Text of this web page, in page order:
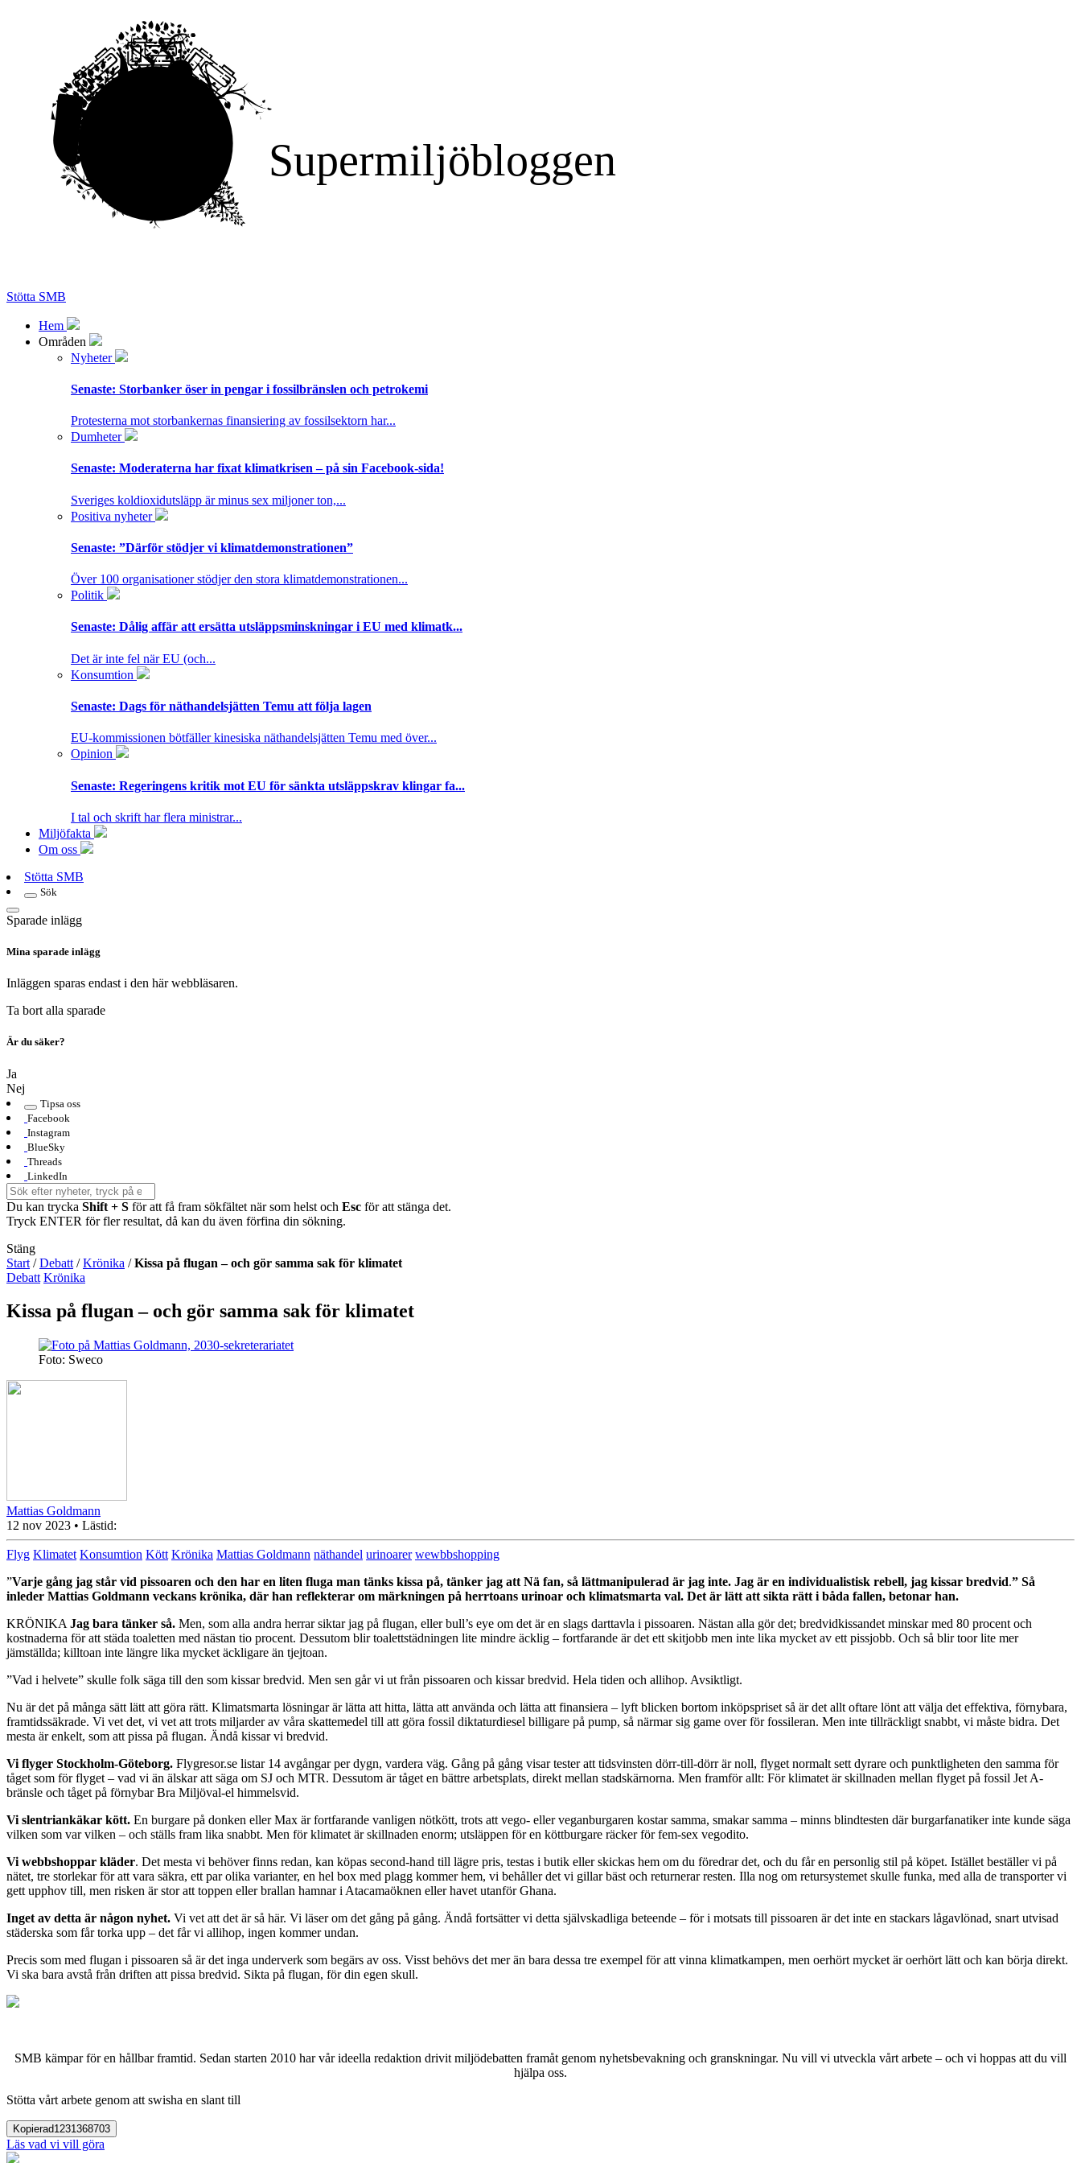
Supermiljöbloggen
Stötta SMB
Hem
Områden
Nyheter
Senaste: Storbanker öser in pengar i fossilbränslen och petrokemi
Protesterna mot storbankernas finansiering av fossilsektorn har...
Dumheter
Senaste: Moderaterna har fixat klimatkrisen – på sin Facebook-sida!
Sveriges koldioxidutsläpp är minus sex miljoner ton,...
Positiva nyheter
Senaste: ”Därför stödjer vi klimatdemonstrationen”
Över 100 organisationer stödjer den stora klimatdemonstrationen...
Politik
Senaste: Dålig affär att ersätta utsläppsminskningar i EU med klimatk...
Det är inte fel när EU (och...
Konsumtion
Senaste: Dags för näthandelsjätten Temu att följa lagen
EU-kommissionen bötfäller kinesiska näthandelsjätten Temu med över...
Opinion
Senaste: Regeringens kritik mot EU för sänkta utsläppskrav klingar fa...
I tal och skrift har flera ministrar...
Miljöfakta
Om oss
Stötta SMB
Sök
Sparade inlägg
Mina sparade inlägg
Inläggen sparas endast i den här webbläsaren.
Ta bort alla sparade
Är du säker?
Ja
Nej
Tipsa oss
Facebook
Instagram
BlueSky
Threads
LinkedIn
Du kan trycka Shift + S för att få fram sökfältet när som helst och Esc för att stänga det.
Tryck ENTER för fler resultat, då kan du även förfina din sökning.
Stäng
Start /Debatt /Krönika /Kissa på flugan – och gör samma sak för klimatet
Debatt Krönika
Kissa på flugan – och gör samma sak för klimatet
Foto: Sweco
Mattias Goldmann
12 nov 2023 • Lästid:
Flyg Klimatet Konsumtion Kött Krönika Mattias Goldmann näthandel urinoarer wewbbshopping
”Varje gång jag står vid pissoaren och den har en liten fluga man tänks kissa på, tänker jag att Nä fan, så lättmanipulerad är jag inte. Jag är en individualistisk rebell, jag kissar bredvid.” Så
inleder Mattias Goldmann veckans krönika, där han reflekterar om märkningen på herrtoans urinoar och klimatsmarta val. Det är lätt att sikta rätt i båda fallen, betonar han.
KRÖNIKA Jag bara tänker så. Men, som alla andra herrar siktar jag på flugan, eller bull’s eye om det är en slags darttavla i pissoaren. Nästan alla gör det; bredvidkissandet minskar med 80 procent och
kostnaderna för att städa toaletten med nästan tio procent. Dessutom blir toalettstädningen lite mindre äcklig – fortfarande är det ett skitjobb men inte lika mycket av ett pissjobb. Och så blir toor lite mer
jämställda; killtoan inte längre lika mycket äckligare än tjejtoan.
”Vad i helvete” skulle folk säga till den som kissar bredvid. Men sen går vi ut från pissoaren och kissar bredvid. Hela tiden och allihop. Avsiktligt.
Nu är det på många sätt lätt att göra rätt. Klimatsmarta lösningar är lätta att hitta, lätta att använda och lätta att finansiera – lyft blicken bortom inköpspriset så är det allt oftare lönt att välja det effektiva, förnybara,
framtidssäkrade. Vi vet det, vi vet att trots miljarder av våra skattemedel till att göra fossil diktaturdiesel billigare på pump, så närmar sig game over för fossileran. Men inte tillräckligt snabbt, vi måste bidra. Det
mesta är enkelt, som att pissa på flugan. Ändå kissar vi bredvid.
Vi flyger Stockholm-Göteborg. Flygresor.se listar 14 avgångar per dygn, vardera väg. Gång på gång visar tester att tidsvinsten dörr-till-dörr är noll, flyget normalt sett dyrare och punktligheten den samma för
tåget som för flyget – vad vi än älskar att säga om SJ och MTR. Dessutom är tåget en bättre arbetsplats, direkt mellan stadskärnorna. Men framför allt: För klimatet är skillnaden mellan flyget på fossil Jet A-
bränsle och tåget på förnybar Bra Miljöval-el himmelsvid.
Vi slentriankäkar kött. En burgare på donken eller Max är fortfarande vanligen nötkött, trots att vego- eller veganburgaren kostar samma, smakar samma – minns blindtesten där burgarfanatiker inte kunde säga
vilken som var vilken – och ställs fram lika snabbt. Men för klimatet är skillnaden enorm; utsläppen för en köttburgare räcker för fem-sex vegodito.
Vi webbshoppar kläder. Det mesta vi behöver finns redan, kan köpas second-hand till lägre pris, testas i butik eller skickas hem om du föredrar det, och du får en personlig stil på köpet. Istället beställer vi på
nätet, tre storlekar för att vara säkra, ett par olika varianter, en hel box med plagg kommer hem, vi behåller det vi gillar bäst och returnerar resten. Illa nog om retursystemet skulle funka, med alla de transporter vi
gett upphov till, men risken är stor att toppen eller brallan hamnar i Atacamaöknen eller havet utanför Ghana.
Inget av detta är någon nyhet. Vi vet att det är så här. Vi läser om det gång på gång. Ändå fortsätter vi detta självskadliga beteende – för i motsats till pissoaren är det inte en stackars lågavlönad, snart utvisad
städerska som får torka upp – det får vi allihop, ingen kommer undan.
Precis som med flugan i pissoaren så är det inga underverk som begärs av oss. Visst behövs det mer än bara dessa tre exempel för att vinna klimatkampen, men oerhört mycket är oerhört lätt och kan börja direkt.
Vi ska bara avstå från driften att pissa bredvid. Sikta på flugan, för din egen skull.
SMB kämpar för en hållbar framtid. Sedan starten 2010 har vår ideella redaktion drivit miljödebatten framåt genom nyhetsbevakning och granskningar. Nu vill vi utveckla vårt arbete – och vi hoppas att du vill
hjälpa oss.
Stötta vårt arbete genom att swisha en slant till
Kopierad1231368703
Läs vad vi vill göra